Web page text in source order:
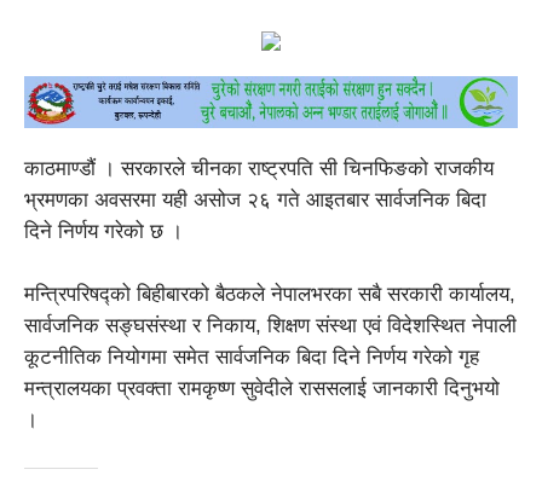
काठमाण्डौं । सरकारले चीनका राष्ट्रपति सी चिनफिङको राजकीय
भ्रमणका अवसरमा यही असोज २६ गते आइतबार सार्वजनिक बिदा
दिने निर्णय गरेको छ ।
मन्त्रिपरिषद्को बिहीबारको बैठकले नेपालभरका सबै सरकारी कार्यालय,
सार्वजनिक सङ्घसंस्था र निकाय, शिक्षण संस्था एवं विदेशस्थित नेपाली
कूटनीतिक नियोगमा समेत सार्वजनिक बिदा दिने निर्णय गरेको गृह
मन्त्रालयका प्रवक्ता रामकृष्ण सुवेदीले राससलाई जानकारी दिनुभयो
।